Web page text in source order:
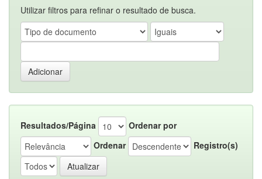
Utilizar filtros para refinar o resultado de busca.
Resultados/Página
Ordenar por
Ordenar
Registro(s)